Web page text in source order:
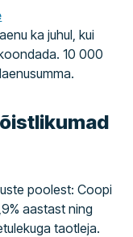
ka juhul, kui
10 000
poolest: Coopi
aastast ning
taotleja.